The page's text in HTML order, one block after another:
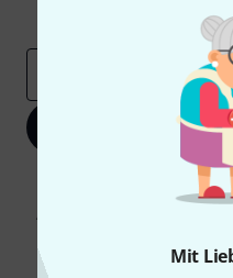
Mit
Inspirierende Beiträge
Jetzt
Mit Klick auf „Jetzt
Werbung und einer Messung
Abmeldung ist jederzeit
*